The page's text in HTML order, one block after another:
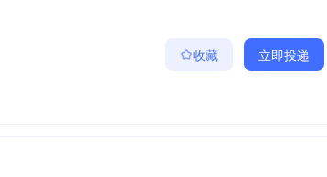
收藏 立即投递